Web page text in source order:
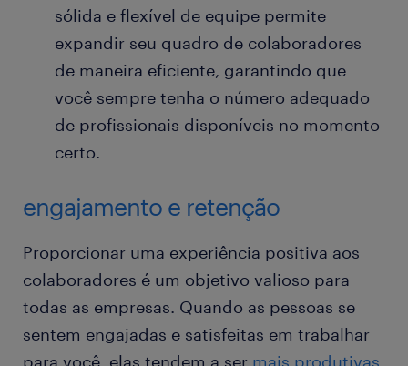
sólida e flexível de equipe permite
expandir seu quadro de colaboradores
de maneira eficiente, garantindo que
você sempre tenha o número adequado
de profissionais disponíveis no momento
certo.
engajamento e retenção
Proporcionar uma experiência positiva aos
colaboradores é um objetivo valioso para
todas as empresas. Quando as pessoas se
sentem engajadas e satisfeitas em trabalhar
para você, elas tendem a ser mais produtivas